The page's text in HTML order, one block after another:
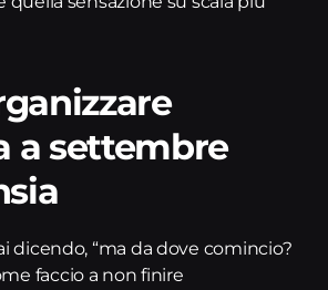
a settembre
dicendo, “ma da dove comincio?
faccio a non finire